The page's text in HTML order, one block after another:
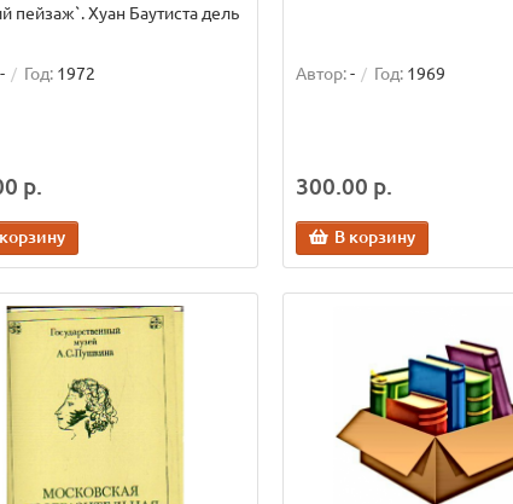
пейзаж`. Хуан Баутиста дель
- Год: 1972
р.
Автор:- Год: 1969
300.00 р.
В корзину